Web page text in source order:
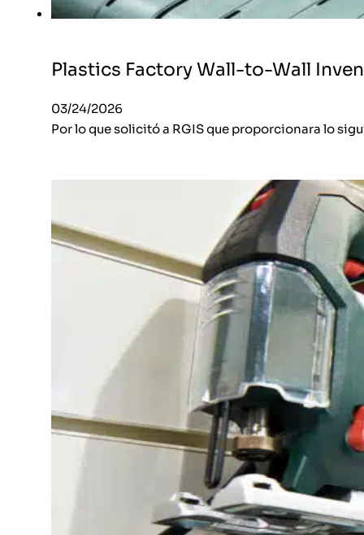
Plastics Factory Wall-to-Wall
03/24/2026
Por lo que solicitó a RGIS que proporcionara lo